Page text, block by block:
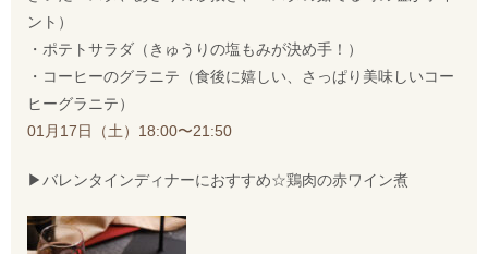
ント）
・ポテトサラダ（きゅうりの塩もみが決め手！）
・コーヒーのグラニテ（食後に嬉しい、さっぱり美味しいコー
ヒーグラニテ）
01月17日（土）18:00〜21:50
▶︎バレンタインディナーにおすすめ☆鶏肉の赤ワイン煮